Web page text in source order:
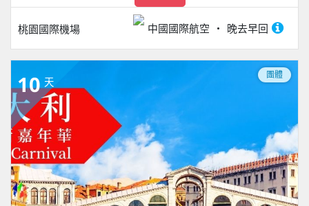
桃園國際機場 中國國際航空 晚去早回
10 天
團體